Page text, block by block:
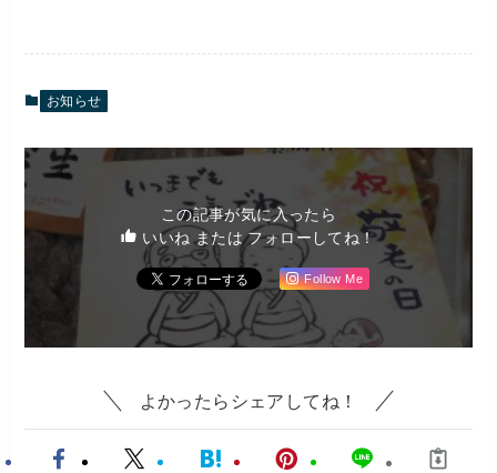
お知らせ
この記事が気に入ったら
いいね または フォローしてね！
Follow Me
よかったらシェアしてね！